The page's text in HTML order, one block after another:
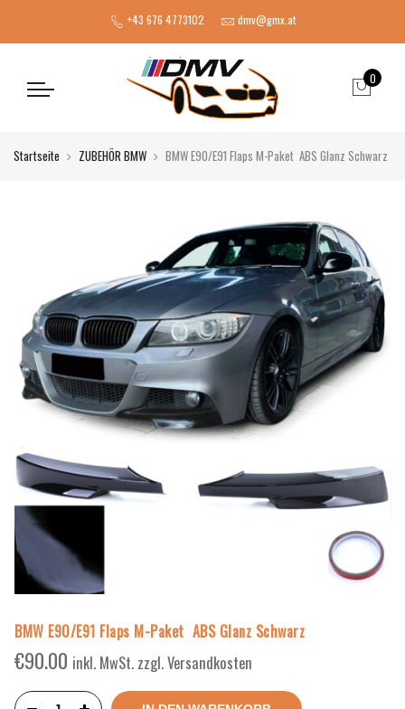
+43 676 4773102 dmv@gmx.at
0
Startseite ZUBEHÖR BMW BMW E90/E91 Flaps M-Paket ABS Glanz Schwarz
BMW E90/E91 Flaps M-Paket ABS Glanz Schwarz
€90.00 inkl. MwSt. zzgl. Versandkosten